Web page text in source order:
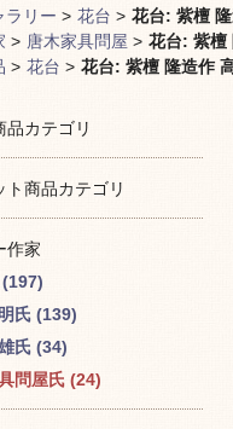
ラリー > 花台 > 花台: 紫檀
> 唐木家具問屋 > 花台: 紫
> 花台 > 花台: 紫檀 隆造作
品カテゴリ
ト商品カテゴリ
作家
(197)
氏 (139)
氏 (34)
問屋氏 (24)